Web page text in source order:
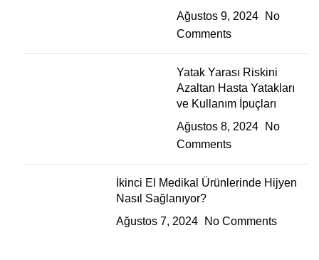
Ağustos 9, 2024
No
Comments
Yatak Yarası Riskini
Azaltan Hasta Yatakları
ve Kullanım İpuçları
Ağustos 8, 2024
No
Comments
İkinci El Medikal Ürünlerinde Hijyen
Nasıl Sağlanıyor?
Ağustos 7, 2024
No Comments